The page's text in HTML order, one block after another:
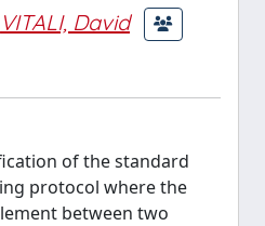
VITALI, David
of the standard
protocol where the
between two